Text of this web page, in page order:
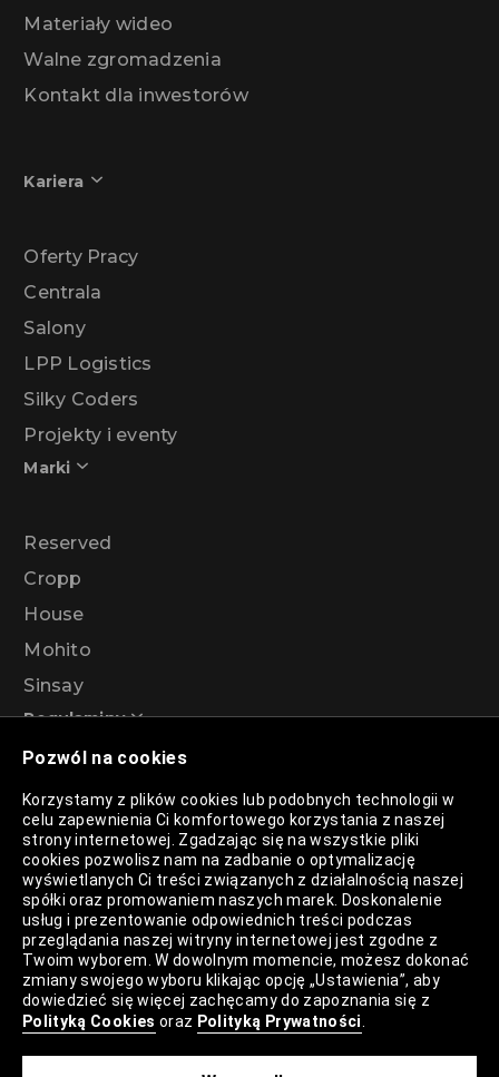
Pozwól na cookies
Korzystamy z plików cookies lub podobnych technologii w
celu zapewnienia Ci komfortowego korzystania z naszej
strony internetowej. Zgadzając się na wszystkie pliki
cookies pozwolisz nam na zadbanie o optymalizację
wyświetlanych Ci treści związanych z działalnością naszej
spółki oraz promowaniem naszych marek. Doskonalenie
usług i prezentowanie odpowiednich treści podczas
przeglądania naszej witryny internetowej jest zgodne z
Twoim wyborem. W dowolnym momencie, możesz dokonać
zmiany swojego wyboru klikając opcję „Ustawienia”, aby
dowiedzieć się więcej zachęcamy do zapoznania się z
Polityką Cookies oraz Polityką Prywatności
Materiały wideo
Walne zgromadzenia
Kontakt dla inwestorów
Kariera
Oferty Pracy
Centrala
Salony
LPP Logistics
Silky Coders
Projekty i eventy
Marki
Reserved
Cropp
House
Mohito
Sinsay
Regulaminy
Regulamin akcji promocyjnej – Program
rabatowy 99%
Polityka Prywatności
Polityka Plików Cookies
Lista Plików Cookies
Lista Zaufanych Partnerów
Ustawienia Cookies